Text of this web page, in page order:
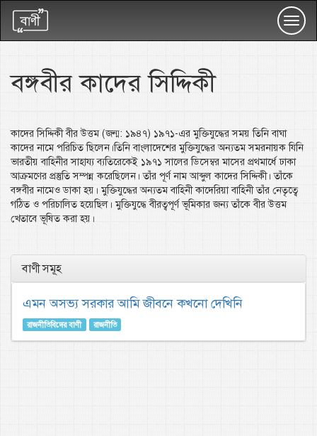
বঙ্গবীর কাদের সিদ্দিকী
কাদের সিদ্দিকী বীর উত্তম (জন্ম: ১৯৪৭) ১৯৭১-এর মুক্তিযুদ্ধের সময় তিনি বাঘা
কাদের নামে পরিচিত ছিলেন।তিনি বাংলাদেশের মুক্তিযুদ্ধের অন্যতম সমরনায়ক যিনি
ভারতীয় বাহিনীর সাহায্য ব্যতিরেকেই ১৯৭১ সালের ডিসেম্বর মাসের প্রথমার্ধে ঢাকা
আক্রমণের প্রস্তুতি সম্পন্ন করেছিলেন। তাঁর পূর্ণ নাম আব্দুল কাদের সিদ্দিকী। তাঁকে
বঙ্গবীর নামেও ডাকা হয়। মুক্তিযুদ্ধের অন্যতম বাহিনী কাদেরিয়া বাহিনী তাঁর নেতৃত্বে
গঠিত ও পরিচালিত হয়েছিল। মুক্তিযুদ্ধে বীরত্বপূর্ণ ভূমিকার জন্য তাঁকে বীর উত্তম
খেতাবে ভূষিত করা হয়।
বাণী সমূহ
এমন অসভ্য সরকার আমি জীবনে কখনো দেখিনি
রাজনীতিবিদের বাণী রাজনীতি